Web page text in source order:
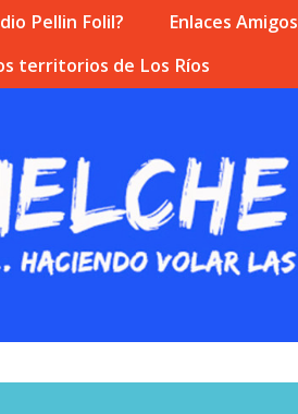
Pellin Folil? Enlaces Amigos
territorios de Los Ríos